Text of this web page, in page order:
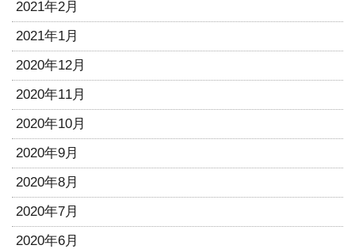
2021年2月
2021年1月
2020年12月
2020年11月
2020年10月
2020年9月
2020年8月
2020年7月
2020年6月